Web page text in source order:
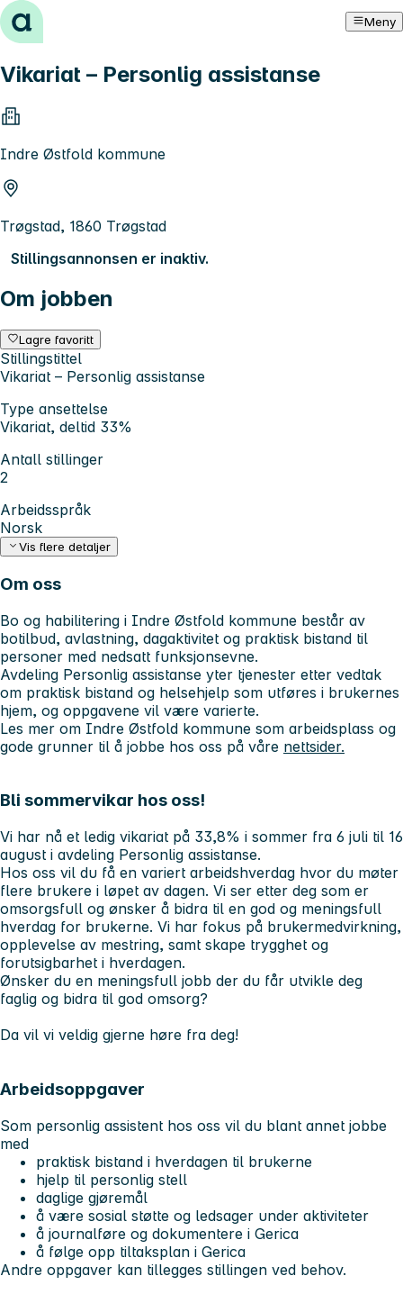
Hopp til innhold Meny
Vikariat – Personlig assistanse
Indre Østfold kommune
Trøgstad, 1860 Trøgstad
Stillingsannonsen er inaktiv.
Om jobben
Lagre favoritt
Stillingstittel
Vikariat – Personlig assistanse
Type ansettelse
Vikariat, deltid 33%
Antall stillinger
2
Arbeidsspråk
Norsk
Vis flere detaljer
Om oss
Bo og habilitering i Indre Østfold kommune består av
botilbud, avlastning, dagaktivitet og praktisk bistand til
personer med nedsatt funksjonsevne.
Avdeling Personlig assistanse yter tjenester etter vedtak
om praktisk bistand og helsehjelp som utføres i brukernes
hjem, og oppgavene vil være varierte.
Les mer om Indre Østfold kommune som arbeidsplass og
gode grunner til å jobbe hos oss på våre nettsider.
Bli sommervikar hos oss!
Vi har nå et ledig vikariat på 33,8% i sommer fra 6 juli til 16
august i avdeling Personlig assistanse.
Hos oss vil du få en variert arbeidshverdag hvor du møter
flere brukere i løpet av dagen. Vi ser etter deg som er
omsorgsfull og ønsker å bidra til en god og meningsfull
hverdag for brukerne. Vi har fokus på brukermedvirkning,
opplevelse av mestring, samt skape trygghet og
forutsigbarhet i hverdagen.
Ønsker du en meningsfull jobb der du får utvikle deg
faglig og bidra til god omsorg?
Da vil vi veldig gjerne høre fra deg!
Arbeidsoppgaver
Som personlig assistent hos oss vil du blant annet jobbe
med
praktisk bistand i hverdagen til brukerne
hjelp til personlig stell
daglige gjøremål
å være sosial støtte og ledsager under aktiviteter
å journalføre og dokumentere i Gerica
å følge opp tiltaksplan i Gerica
Andre oppgaver kan tillegges stillingen ved behov.